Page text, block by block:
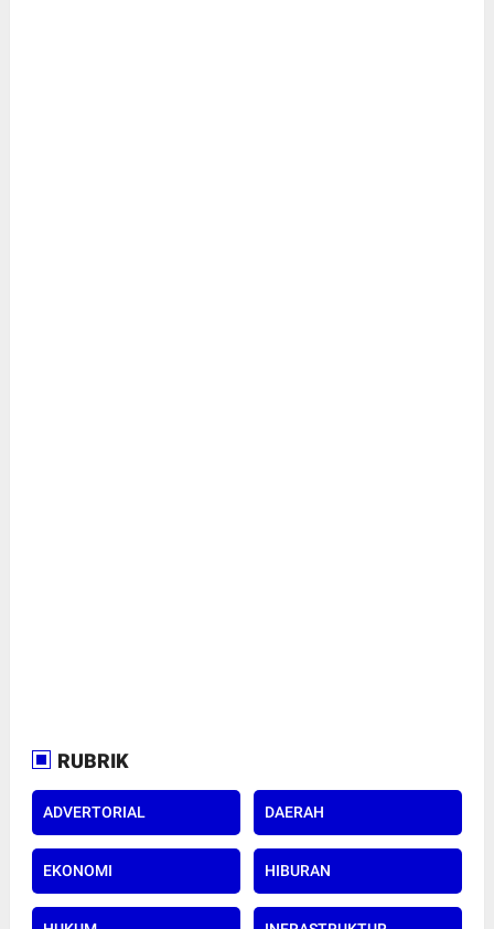
RUBRIK
ADVERTORIAL DAERAH
EKONOMI HIBURAN